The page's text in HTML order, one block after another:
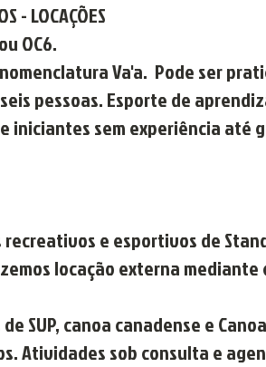
- LOCAÇÕES
OC6.
Va'a. Pode ser
pessoas. Esporte de
sem experiência até
e esportivos de
locação externa
SUP, canoa canadense e
Atividades sob consulta e